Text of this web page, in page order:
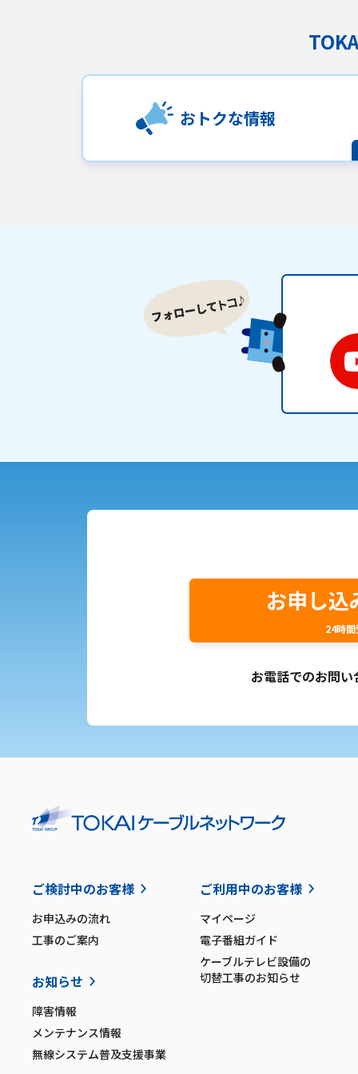
おトクな情報
お申し込
24時間
お電話でのお問い
ご検討中のお客様
お申込みの流れ
工事のご案内
お知らせ
障害情報
メンテナンス情報
無線システム普及支援事業
ご利用中のお客様
マイページ
電子番組ガイド
ケーブルテレビ設備の
切替工事のお知らせ